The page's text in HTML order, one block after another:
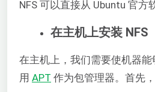
NFS 可以直接从 Ubuntu 官方
在主机上安装 NFS
在主机上，我们需要使机器能
用 APT 作为包管理器。首先